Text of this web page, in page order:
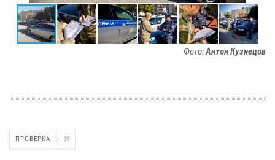
Фото:Антон Кузнецов
ПРОВЕРКА 39